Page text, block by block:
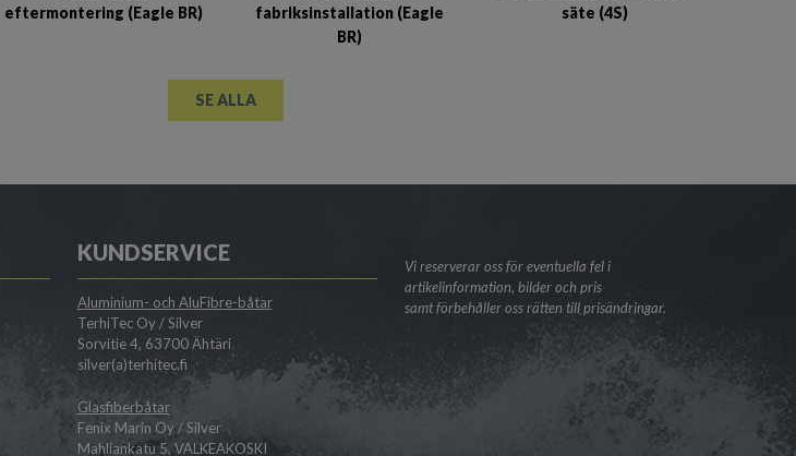
eftermontering (Eagle BR)
fabriksinstallation (Eagle
BR)
säte (4S)
SE ALLA
KUNDSERVICE
Aluminium- och AluFibre-båtar
TerhiTec Oy / Silver
Sorvitie 4, 63700 Ähtäri
silver(a)terhitec.fi
Glasfiberbåtar
Fenix Marin Oy / Silver
Mahliankatu 5, VALKEAKOSKI
Vi reserverar oss för eventuella fel i
artikelinformation, bilder och pris
samt förbehåller oss rätten till prisändringar.